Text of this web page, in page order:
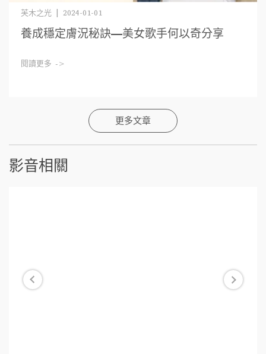
芙木之光 | 2024-01-01
養成穩定膚況秘訣—美女歌手何以奇分享
閱讀更多 ->
更多文章
影音相關